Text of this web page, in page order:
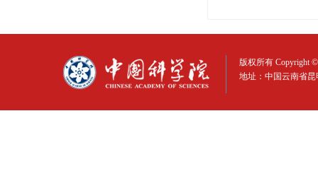
版权所有 Copyright
地址：中国云南省